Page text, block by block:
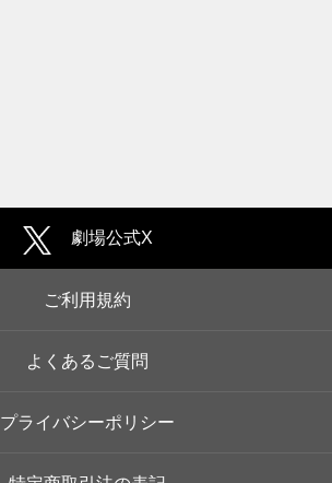
劇場公式X
ご利用規約
よくあるご質問
プライバシーポリシー